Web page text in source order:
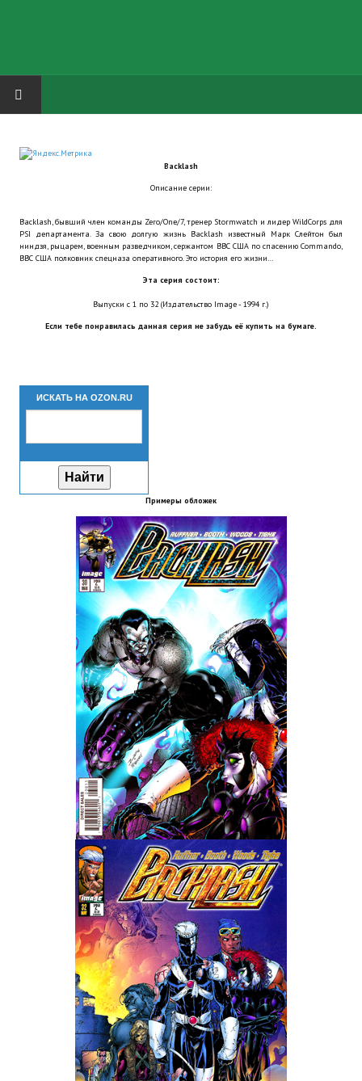
Русская биржа
Теневой кардинал для Обливиона
Aliens vs Predator 2 (Русские субтитры)
Моды группы
Теневой кардинал для Скайрима
Работы Alexandra10
Apella CBBE SSE BodySlide (with Physics)
Apella 2.0 CBBE SSE BodySlide (with Physics)
Kitana CBBE SSE BodySlide (with Physics)
Nekomimi
New Light Skyrim SE
SB Corset Armor CBBE SSE BodySlide (with Physics)
Wedding Wear CBBE SSE BodySlide (with Physics)
Работы Тестера 55
Наёмный оборотень
Небесный воин
Немного героев меча и магии
Расширенная версия Х3
REBalance
Работы Kuroneko
Doom 3 Remaster Fan Edition
X2 - The Threat Remaster Fan Edition
Quake III Arena Remaster Fan Edition
Backlash
Описание серии:
Backlash, бывший член команды Zero/One/7, тренер Stormwatch и лидер WildCorps для
PSI департамента. За свою долгую жизнь Backlash известный Марк Слейтон был
ниндзя, рыцарем, военным разведчиком, сержантом ВВС США по спасению Commando,
ВВС США полковник спецназа оперативного. Это история его жизни…
Эта серия состоит:
Выпуски с 1 по 32 (Издательство Image - 1994 г.)
Если тебе понравилась данная серия не забудь её купить на бумаге.
ИСКАТЬ НА OZON.RU
Примеры обложек